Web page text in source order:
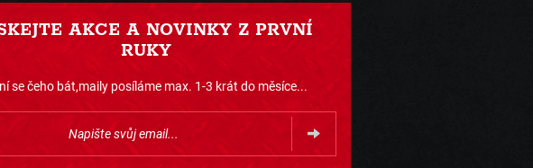
AKCE A NOVINKY Z PRVNÍ
RUKY
se čeho bát,maily posíláme max. 1-3 krát do měsíce...